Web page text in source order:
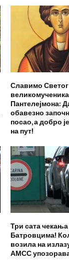
Славимо Светог
великомученика
Пантелејмона:
обавезно
посао, а добро
на пут!
Три сата
Батровцима!
возила на
АМСС